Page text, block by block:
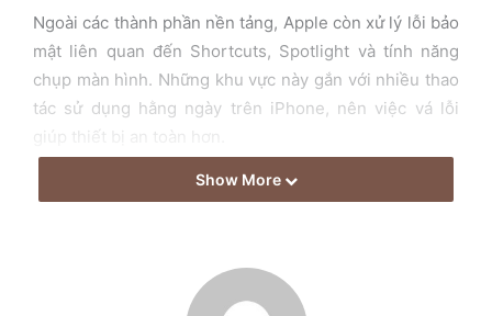
Ngoài các thành phần nền tảng, Apple còn xử lý lỗi bảo
mật liên quan đến Shortcuts, Spotlight và tính năng
chụp màn hình. Những khu vực này gắn với nhiều thao
tác sử dụng hằng ngày trên iPhone, nên việc vá lỗi
giúp thiết bị an toàn hơn.
Đáng chú ý, Apple đã sửa 10 lỗ hổng trong WebKit, nền
một số lỗi WebKit có thể cho phép truy cập dữ liệu
nhạy cảm hoặc khiến ứng dụng bị treo.
Show More